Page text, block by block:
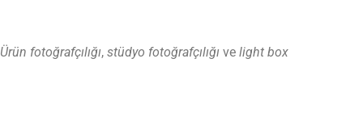
Ürün fotoğrafçılığı, stüdyo fotoğrafçılığı ve light box